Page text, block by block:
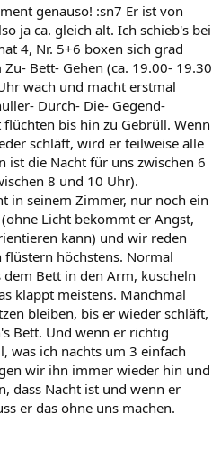
genauso! :sn7 Er ist von
ja ca. gleich alt. Ich schieb's bei
4, Nr. 5+6 boxen sich grad
Bett- Gehen (ca. 19.00- 19.30
wach und macht erstmal
Durch- Die- Gegend-
bis hin zu Gebrüll. Wenn
schläft, wird er teilweise alle
ist die Nacht für uns zwischen 6
8 und 10 Uhr).
in seinem Zimmer, nur noch ein
Licht bekommt er Angst,
kann) und wir reden
höchstens. Normal
Bett in den Arm, kuscheln
klappt meistens. Manchmal
bleiben, bis er wieder schläft,
Bett. Und wenn er richtig
was ich nachts um 3 einfach
wir ihn immer wieder hin und
dass Nacht ist und wenn er
er das ohne uns machen.